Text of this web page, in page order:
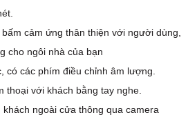
cảm ứng thân thiện với người dùng,
cho ngôi nhà của bạn
có các phím điều chỉnh âm lượng.
thoại với khách bằng tay nghe.
ngoài cửa thông qua camera